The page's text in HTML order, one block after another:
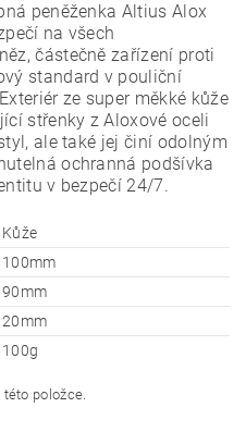
peněženka Altius Alox
na všech
částečně zařízení proti
standard v pouliční
ze super měkké kůže
střenky z Aloxové oceli
ale také jej činí odolným
ochranná podšívka
v bezpečí 24/7.
Kůže
100mm
90mm
20mm
100g
této položce.